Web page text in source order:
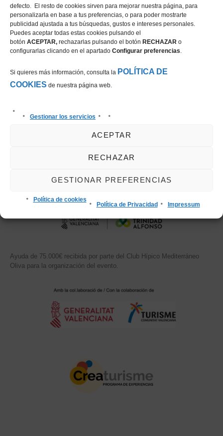
defecto. El resto de cookies sirven para mejorar nuestra página, para
personalizarla en base a tus preferencias, o para poder mostrarte
publicidad ajustada a tus búsquedas, gustos e intereses personales.
Puedes aceptar todas estas cookies pulsando el
botón ACEPTAR, rechazarlas pulsando el botón RECHAZAR o
configurarlas clicando en el apartado Configurar preferencias
Si quieres más información, consulta la POLÍTICA DE
COOKIES de nuestra página web.
Gestionar los servicios
ACEPTAR
RECHAZAR
GESTIONAR PREFERENCIAS
Política de cookies
Política de Privacidad Impressum
24.11.26 – 29.11.26 CSIYH* / CSI1* / CSI2*
01.12.26 – 06.12.26 CSIYH* / CSI1* / CSI3*
08.12.26 – 13.12.26 CSIYH* / CSI1* / CSI3*
Ayuda de 75.000€ recibida por parte del Club Hípico Mediterráneo
Oliva para la organización del evento.